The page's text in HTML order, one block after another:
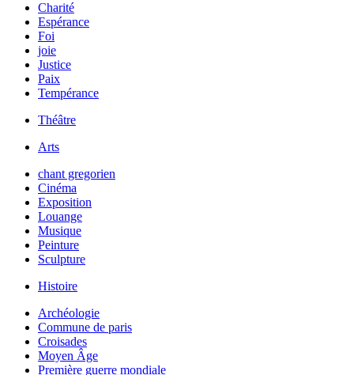
Charité
Espérance
Foi
joie
Justice
Paix
Tempérance
Théâtre
Arts
chant gregorien
Cinéma
Exposition
Louange
Musique
Peinture
Sculpture
Histoire
Archéologie
Commune de paris
Croisades
Moyen Âge
Première guerre mondiale